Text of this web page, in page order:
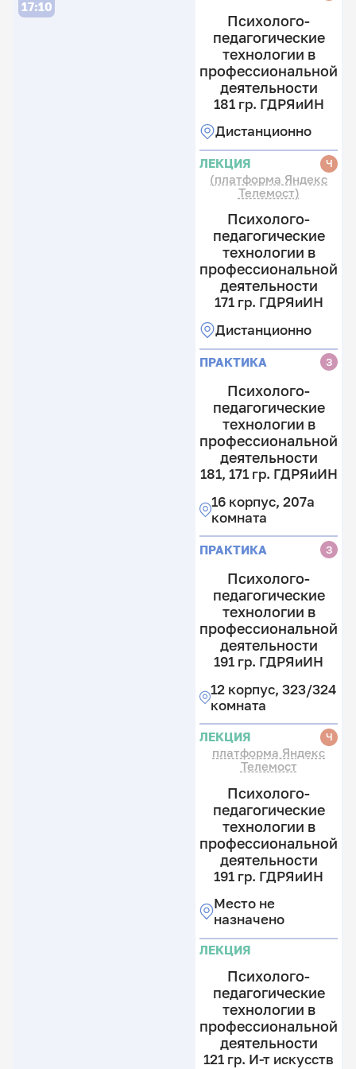
17:10
Психолого-
педагогические
технологии в
профессиональной
деятельности
181 гр. ГДРЯиИН
Дистанционно
ЛЕКЦИЯ Ч
(платформа Яндекс
Телемост)
Психолого-
педагогические
технологии в
профессиональной
деятельности
171 гр. ГДРЯиИН
Дистанционно
ПРАКТИКА З
Психолого-
педагогические
технологии в
профессиональной
деятельности
181, 171 гр. ГДРЯиИН
16 корпус, 207а
комната
ПРАКТИКА З
Психолого-
педагогические
технологии в
профессиональной
деятельности
191 гр. ГДРЯиИН
12 корпус, 323/324
комната
ЛЕКЦИЯ Ч
платформа Яндекс
Телемост
Психолого-
педагогические
технологии в
профессиональной
деятельности
191 гр. ГДРЯиИН
Место не
назначено
ЛЕКЦИЯ
Психолого-
педагогические
технологии в
профессиональной
деятельности
121 гр. И-т искусств